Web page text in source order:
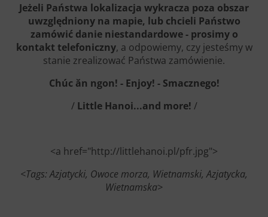
Jeżeli Państwa lokalizacja wykracza poza obszar
uwzględniony na mapie, lub chcieli Państwo
zamówić danie niestandardowe - prosimy o
kontakt telefoniczny, a odpowiemy, czy jesteśmy w
stanie zrealizować Państwa zamówienie.
Chúc ăn ngon! - Enjoy! - Smacznego!
/ Little Hanoi...and more! /
<a href="http://littlehanoi.pl/pfr.jpg">
<Tags: ​Azjatycki, Owoce morza, Wietnamski, Azjatycka,
Wietnamska>